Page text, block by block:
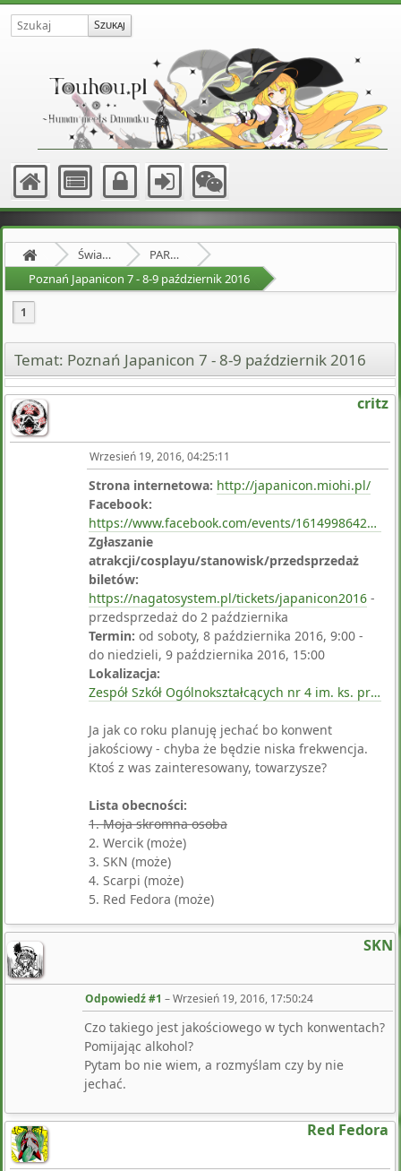
Świat Zewnętrzny
PARTY HARD
Poznań Japanicon 7 - 8-9 październik 2016
1
Temat: Poznań Japanicon 7 - 8-9 październik 2016
critz
Wrzesień 19, 2016, 04:25:11
Strona internetowa: http://japanicon.miohi.pl/
Facebook:
https://www.facebook.com/events/1614998642127993/
Zgłaszanie
atrakcji/cosplayu/stanowisk/przedsprzedaż
biletów:
https://nagatosystem.pl/tickets/japanicon2016 -
przedsprzedaż do 2 października
Termin: od soboty, 8 października 2016, 9:00 -
do niedzieli, 9 października 2016, 15:00
Lokalizacja:
Zespół Szkół Ogólnokształcących nr 4 im. ks. prof. Józefa Tischnera, Osiedle Czecha 59, Poznań
Ja jak co roku planuję jechać bo konwent
jakościowy - chyba że będzie niska frekwencja.
Ktoś z was zainteresowany, towarzysze?
Lista obecności:
1. Moja skromna osoba
2. Wercik (może)
3. SKN (może)
4. Scarpi (może)
5. Red Fedora (może)
SKN
Odpowiedź #1 –Wrzesień 19, 2016, 17:50:24
Czo takiego jest jakościowego w tych konwentach?
Pomijając alkohol?
Pytam bo nie wiem, a rozmyślam czy by nie
jechać.
Red Fedora